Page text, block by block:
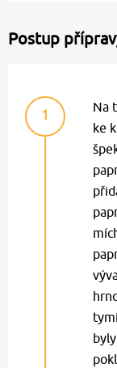
Postup
1
Na
ke